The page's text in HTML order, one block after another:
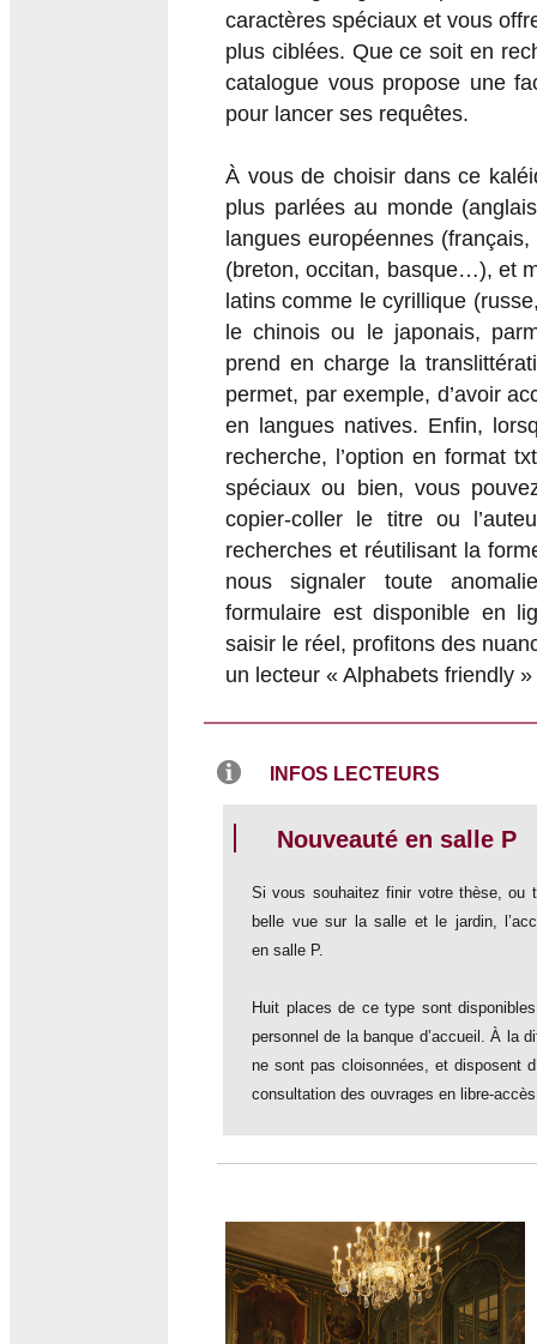
caractères spéciaux et vous
plus ciblées. Que ce soit en
catalogue vous propose une
pour lancer ses requêtes.
À vous de choisir dans ce
plus parlées au monde
langues européennes
(breton, occitan, basque…), et
latins comme le cyrillique
le chinois ou le japonais,
prend en charge la
permet, par exemple, d’avoir
en langues natives. Enfin,
recherche, l’option en format
spéciaux ou bien, vous
copier-coller le titre ou
recherches et réutilisant la
nous signaler toute
formulaire est disponible en
saisir le réel, profitons des
un lecteur « Alphabets friendly »
INFOS LECTEURS
Nouveauté en salle P
Si vous souhaitez finir votre thèse, ou
belle vue sur la salle et le jardin,
en salle P.
Huit places de ce type sont
personnel de la banque d’accueil. À la
ne sont pas cloisonnées, et disposent
consultation des ouvrages en libre-